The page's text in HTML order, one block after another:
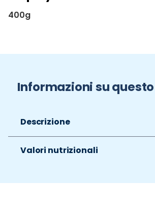
400g
Informazioni su
Descrizione
Valori nutrizionali